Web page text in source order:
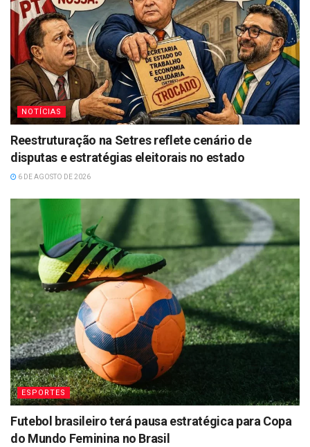
NOTÍCIAS
Reestruturação na Setres reflete cenário de
disputas e estratégias eleitorais no estado
6 DE AGOSTO DE 2026
ESPORTES
Futebol brasileiro terá pausa estratégica para Copa
do Mundo Feminina no Brasil